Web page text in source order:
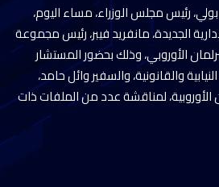
رئيس مجلس الوزراء، مساء اليوم،
الجديدة، مانفريد فيبر، رئيس مجموعة
الأوروبي، وذلك بحضور المستشار
والقانونية، والسفير وائل حامد،
الأوروبية، لمناقشة عدد من الملفات ذات